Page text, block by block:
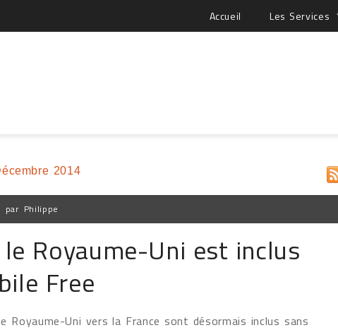
Accueil Les Services
2014
par Philippe
Royaume-Uni est inclus
Free
Royaume-Uni vers la France sont désormais inclus sans